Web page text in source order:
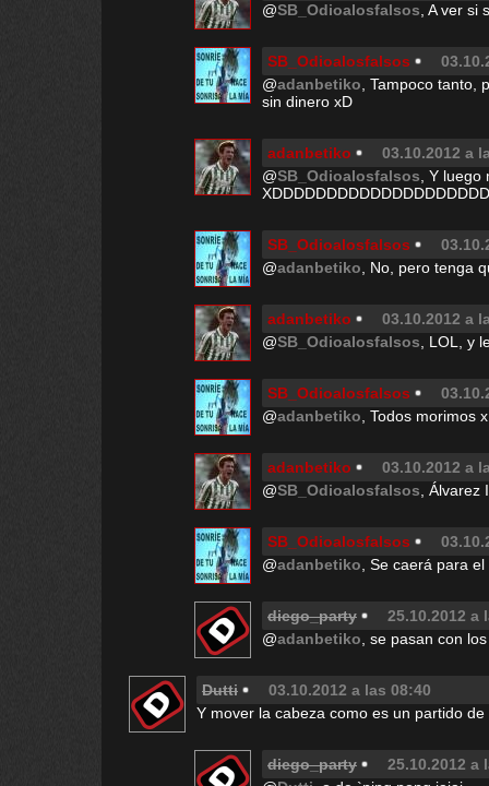
@SB_Odioalosfalsos , A ver si
SB_Odioalosfalsos
@adanbetiko , Tampoco
sin dinero xD
adanbetiko
03.10.2012 a
@SB_Odioalosfalsos , Y
SB_Odioalosfalsos
@adanbetiko , No, pero tenga
adanbetiko
03.10.2012 a
@SB_Odioalosfalsos , LOL, y
SB_Odioalosfalsos
@adanbetiko , Todos morimos
adanbetiko
03.10.2012 a
@SB_Odioalosfalsos ,
SB_Odioalosfalsos
@adanbetiko , Se caerá para
diego_party
25.10.2012 a
@adanbetiko , se pasan con
Dutti
03.10.2012 a las 08:40
Y mover la cabeza como es un partido de
diego_party
25.10.2012 a